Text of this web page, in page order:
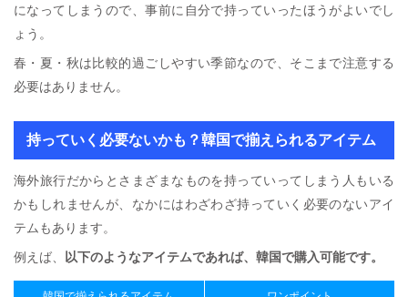
になってしまうので、事前に自分で持っていったほうがよいでし
ょう。
春・夏・秋は比較的過ごしやすい季節なので、そこまで注意する
必要はありません。
持っていく必要ないかも？韓国で揃えられるアイテム
海外旅行だからとさまざまなものを持っていってしまう人もいる
かもしれませんが、なかにはわざわざ持っていく必要のないアイ
テムもあります。
例えば、
以下のようなアイテムであれば、韓国で購入可能です。